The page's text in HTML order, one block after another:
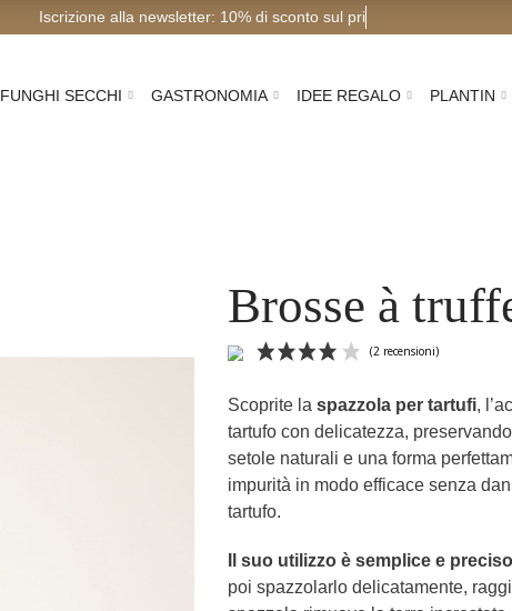
Iscrizione alla newsletter: 10% di sconto sul primo ordine
FUNGHI SECCHI GASTRONOMIA IDEE REGALO PLANTIN
Brosse à
Scoprite la spazzola per tartufi,
tartufo con delicatezza,
setole naturali e una forma
impurità in modo efficace senza
tartufo.
Il suo utilizzo è semplice e
poi spazzolarlo delicatamente,